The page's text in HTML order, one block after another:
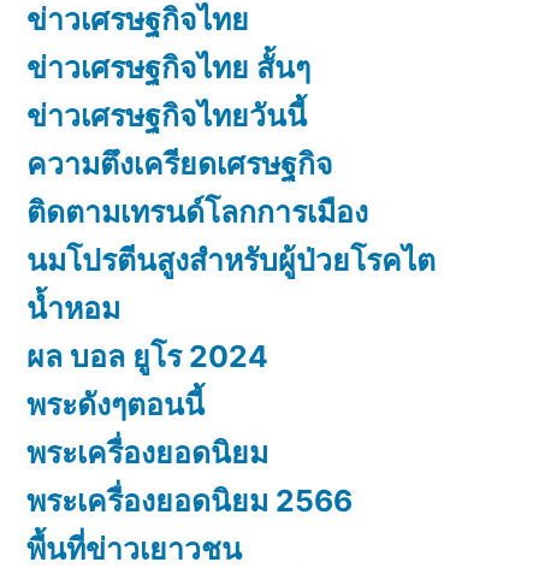
ข่าวเศรษฐกิจไทย
ข่าวเศรษฐกิจไทย สั้นๆ
ข่าวเศรษฐกิจไทยวันนี้
ความตึงเครียดเศรษฐกิจ
ติดตามเทรนด์โลกการเมือง
นมโปรตีนสูงสำหรับผู้ป่วยโรคไต
น้ำหอม
ผล บอล ยูโร 2024
พระดังๆตอนนี้
พระเครื่องยอดนิยม
พระเครื่องยอดนิยม 2566
พื้นที่ข่าวเยาวชน